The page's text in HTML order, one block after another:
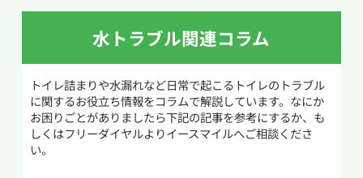
に付いているブラシヘッドを便器内の排水口にゆ
っくり差し込みます。詰まりに当たった感触があ
ったら、柄を回しながら少しずつ動かし、詰ま
りの原因をほぐしていきます。もしトイレットペ
ーパーが原因であれば、削りながら奥へ押し流
すことで解消できる場合があります。
作業しても改善しない場合や奥で詰まっている場
要な場合、比較的短時間で完了します。
工事当日は、まず既存トイレの止水栓を閉め、
タンク内の水を抜いたうえで便器とタンクを取り
外します。その後、床の排水口や配管の状態を確
認し、問題がなければ新しいトイレを設置しま
す。便器を固定し、給水管を接続したあと、水漏
れがないか、正常に流れるかといった動作確認
水トラブル関連コラム
トイレ詰まりや水漏れなど日常で起こるトイレのトラブル
に関するお役立ち情報をコラムで解説しています。なにか
お困りごとがありましたら下記の記事を参考にするか、も
しくはフリーダイヤルよりイースマイルへご相談くださ
い。